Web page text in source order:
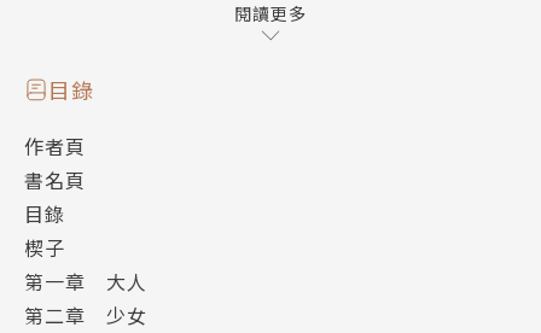
那年溽暑，流花（RUKA）在我面前親手結束了自己的
十三年後，她讓我遇見了另一個「瑠花」（RUKA）
十四歲時，千尋青梅竹馬的戀人‧流花因失手殺了霸凌
自己的人，讓兩人決定要攜手逃離這個令人難以呼吸的
世界。但就在他們即將被抓到的前一刻，流花自殺了，
隨之而來的巨大罪惡感和後悔，盈滿了千尋的夏天。
閱讀更多
目錄
作者頁
書名頁
目錄
楔子
第一章 大人
第二章 少女